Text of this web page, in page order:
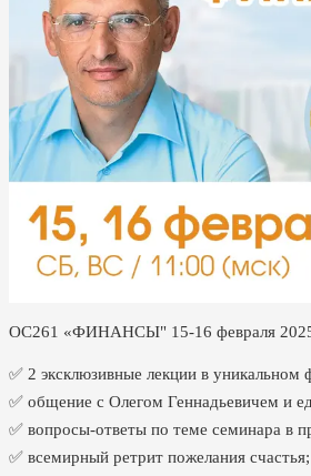
ОС261 «ФИНАНСЫ" 15-16 февраля
✅ 2 эксклюзивные лекции в уникальном
✅ общение с Олегом Геннадьевичем и
✅ вопросы-ответы по теме семинара в
✅ всемирный ретрит пожелания счастья;